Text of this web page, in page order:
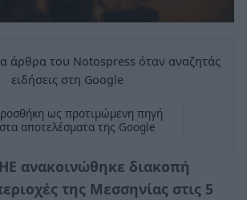
άρθρα του Notospress όταν αναζητάς
ειδήσεις στη Google
ως προτιμώμενη πηγή
στα αποτελέσματα της Google
ανακοινώθηκε διακοπή
της Μεσσηνίας στις 5